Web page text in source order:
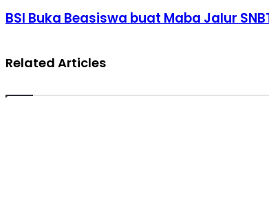
Vokasi
2
BSI
Buka
Maba
Cek
BSI Buka Beasiswa buat Maba Jalur
Related Articles